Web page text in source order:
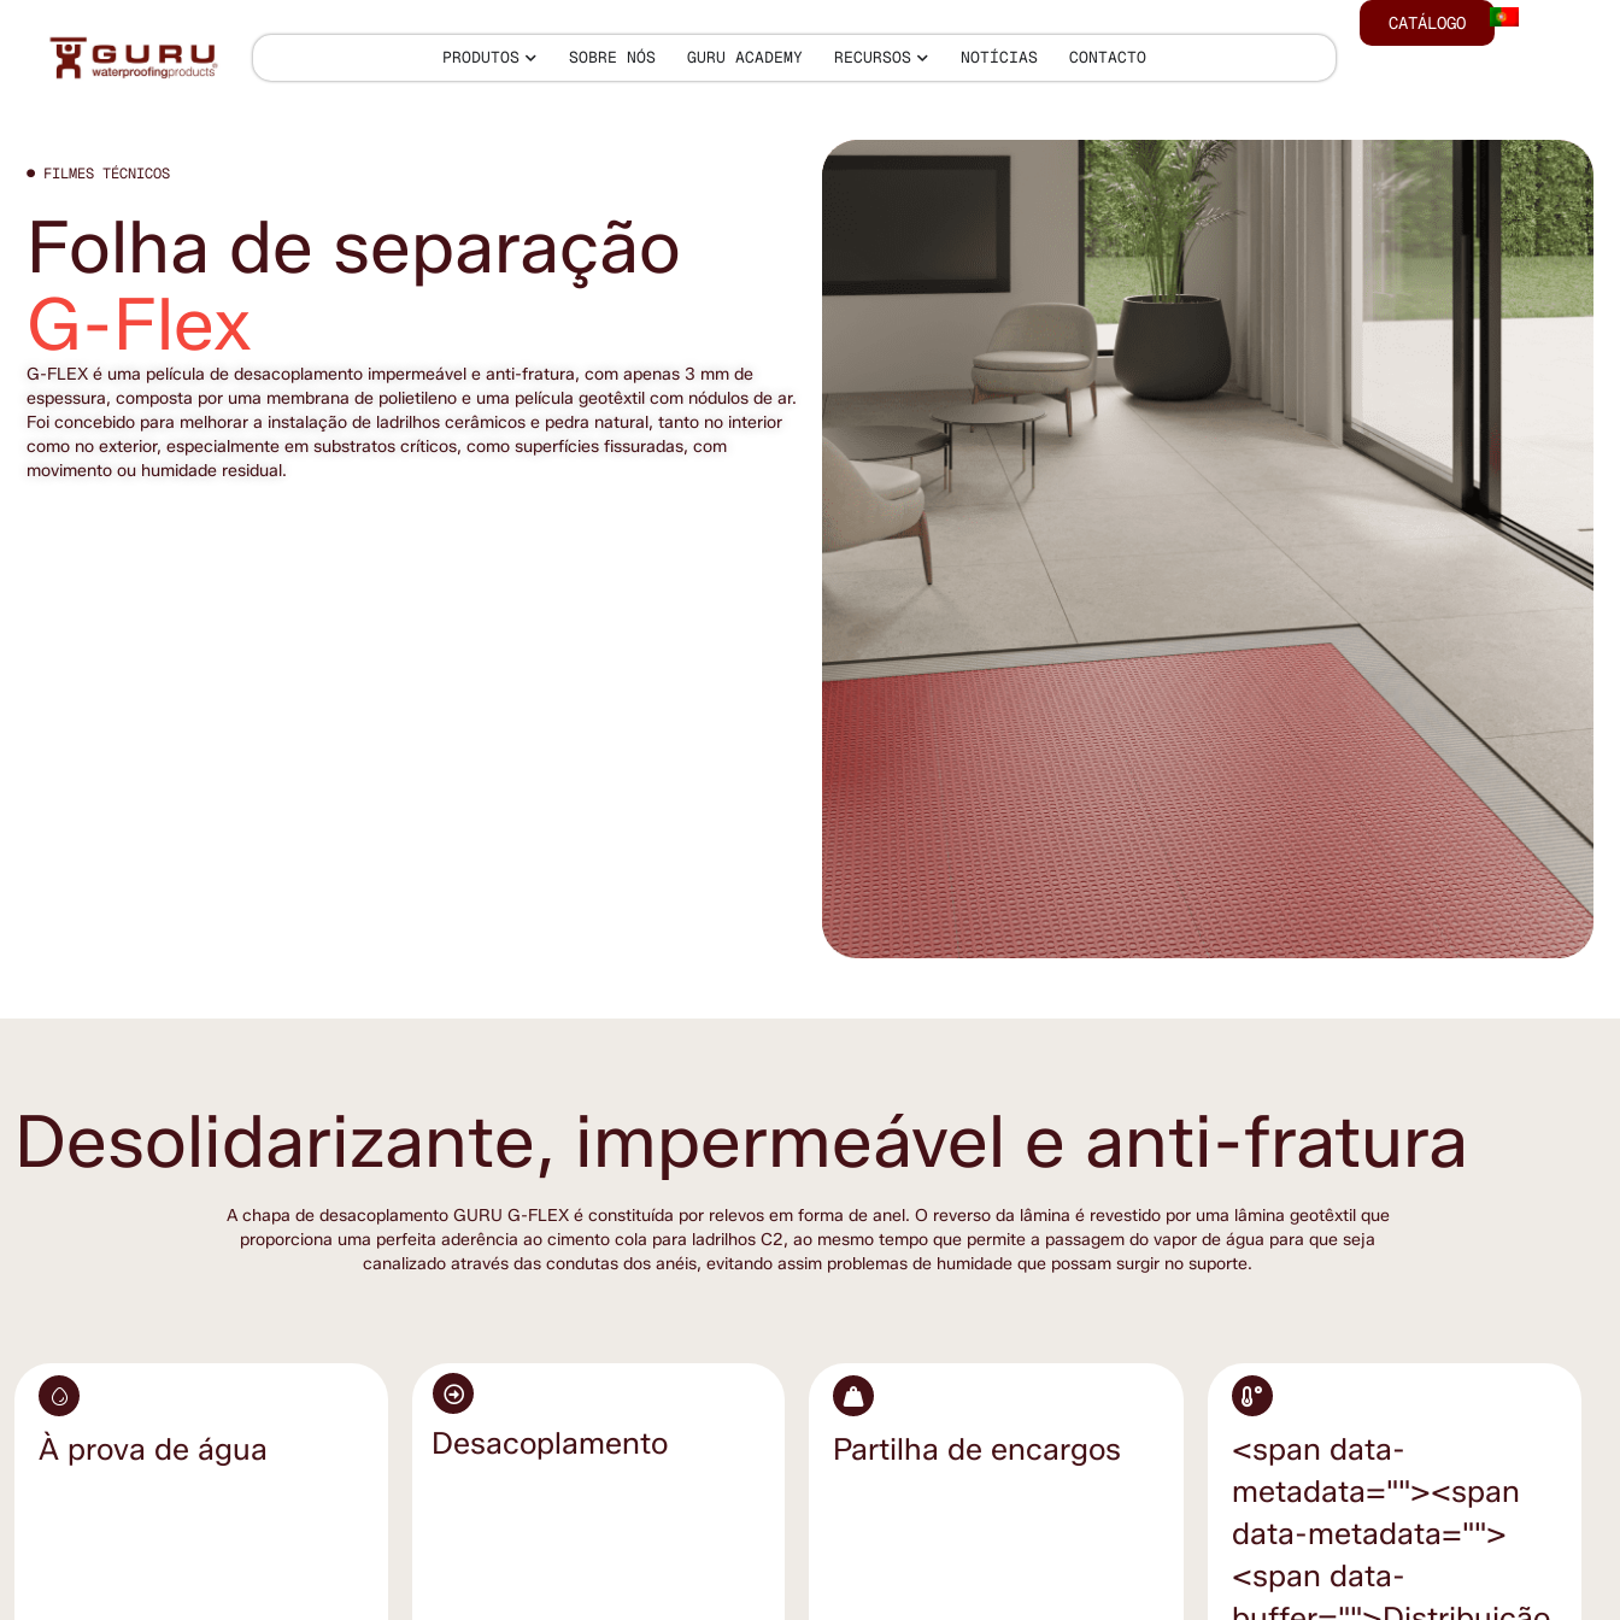
PRODUTOS SOBRE NÓS GURU ACADEMY RECURSOS NOTÍCIAS CONTACTO
CATÁLOGO
● FILMES TÉCNICOS
Folha de separação
G-Flex
G-FLEX é uma película de desacoplamento impermeável e anti-fratura, com apenas 3 mm de
espessura, composta por uma membrana de polietileno e uma película geotêxtil com nódulos de ar.
Foi concebido para melhorar a instalação de ladrilhos cerâmicos e pedra natural, tanto no interior
como no exterior, especialmente em substratos críticos, como superfícies fissuradas, com
movimento ou humidade residual.
Desolidarizante, impermeável e anti-fratura
A chapa de desacoplamento GURU G-FLEX é constituída por relevos em forma de anel. O reverso da lâmina é revestido por uma lâmina geotêxtil que
proporciona uma perfeita aderência ao cimento cola para ladrilhos C2, ao mesmo tempo que permite a passagem do vapor de água para que seja
canalizado através das condutas dos anéis, evitando assim problemas de humidade que possam surgir no suporte.
À prova de água Desacoplamento Partilha de encargos
<span data-
metadata=""><span
data-metadata="">
<span data-